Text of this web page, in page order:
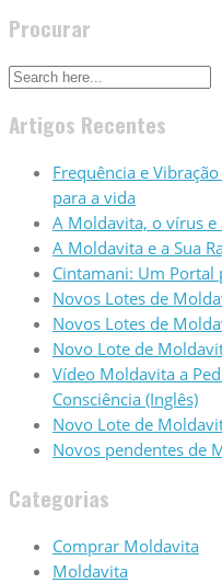
Procurar
Artigos Recentes
Frequência e
para a vida
A Moldavita, o vírus e
A Moldavita e a Sua
Cintamani: Um Portal
Novos Lotes de
Novos Lotes de
Novo Lote de
Vídeo Moldavita a
Consciência (Inglês)
Novo Lote de
Novos pendentes de
Categorias
Comprar Moldavita
Moldavita